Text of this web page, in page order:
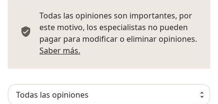
Todas las opiniones son importantes, por
este motivo, los especialistas no pueden
pagar para modificar o eliminar opiniones.
Saber más.